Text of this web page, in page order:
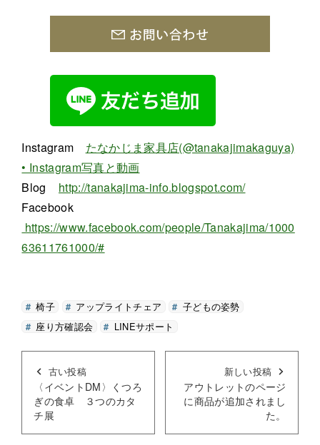
Instagram たなかじま家具店(@tanakajimakaguya)
• Instagram写真と動画
Blog http://tanakajima-info.blogspot.com/
Facebook
https://www.facebook.com/people/Tanakajima/1000
63611761000/#
椅子 アップライトチェア
子どもの姿勢
座り方確認会
LINEサポート
古い投稿
〈イベントDM〉くつろ
ぎの食卓 ３つのカタ
チ展
新しい投稿
アウトレットのページ
に商品が追加されまし
た。